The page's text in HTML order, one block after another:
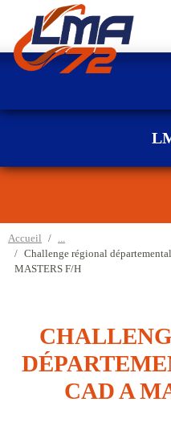
Accueil
Challenge régional
MASTERS F/H
CAD A
Panneau de gestion des cookies